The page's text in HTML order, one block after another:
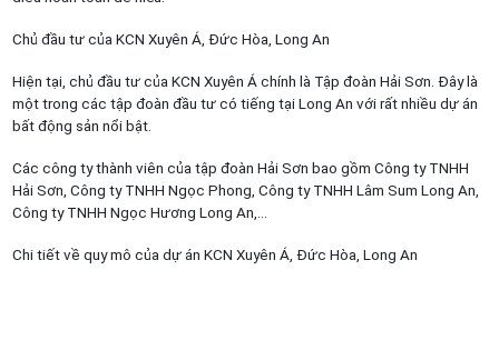
Chủ đầu tư của KCN Xuyên Á, Đức Hòa, Long An
Hiện tại, chủ đầu tư của KCN Xuyên Á chính là Tập đoàn Hải Sơn. Đây là
một trong các tập đoàn đầu tư có tiếng tại Long An với rất nhiều dự án
bất động sản nổi bật.
Các công ty thành viên của tập đoàn Hải Sơn bao gồm Công ty TNHH
Hải Sơn, Công ty TNHH Ngọc Phong, Công ty TNHH Lâm Sum Long An,
Công ty TNHH Ngọc Hương Long An,…
Chi tiết về quy mô của dự án KCN Xuyên Á, Đức Hòa, Long An